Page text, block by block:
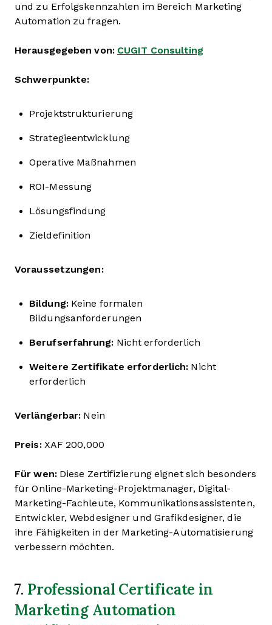
und zu Erfolgskennzahlen im Bereich Marketing
Automation zu fragen.
Herausgegeben von: CUGIT Consulting
Schwerpunkte:
Projektstrukturierung
Strategieentwicklung
Operative Maßnahmen
ROI-Messung
Lösungsfindung
Zieldefinition
Voraussetzungen:
Bildung:Keine formalen
Bildungsanforderungen
Berufserfahrung: Nicht erforderlich
Weitere Zertifikate erforderlich: Nicht
erforderlich
Verlängerbar: Nein
Preis:XAF 200,000
Für wen:Diese Zertifizierung eignet sich besonders
für Online-Marketing-Projektmanager, Digital-
Marketing-Fachleute, Kommunikationsassistenten,
Entwickler, Webdesigner und Grafikdesigner, die
ihre Fähigkeiten in der Marketing-Automatisierung
verbessern möchten.
7. Professional Certificate in
Marketing Automation